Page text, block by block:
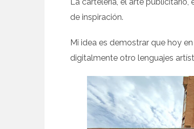
de inspiración.
Mi idea es demostrar que hoy
digitalmente otro lenguajes